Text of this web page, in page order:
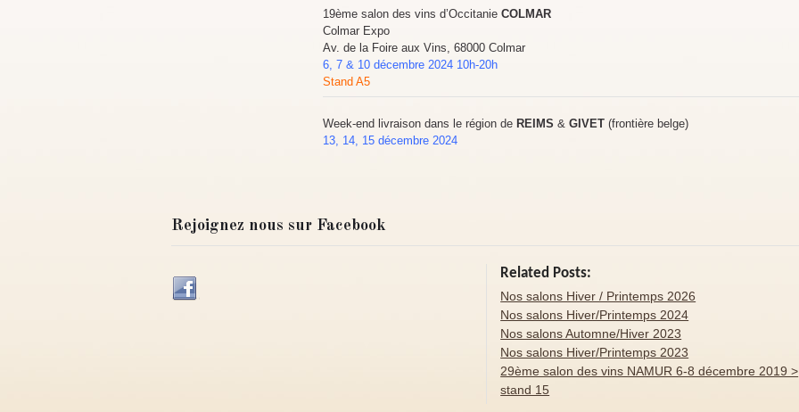
19ème salon des vins d’Occitanie COLMAR
Colmar Expo
Av. de la Foire aux Vins, 68000 Colmar
6, 7 & 10 décembre 2024 10h-20h
Stand A5
Week-end livraison dans le région de REIMS & GIVET (frontière belge)
13, 14, 15 décembre 2024
Rejoignez nous sur Facebook
Related Posts:
Nos salons Hiver / Printemps 2026
Nos salons Hiver/Printemps 2024
Nos salons Automne/Hiver 2023
Nos salons Hiver/Printemps 2023
29ème salon des vins NAMUR 6-8 décembre 2019 >
stand 15